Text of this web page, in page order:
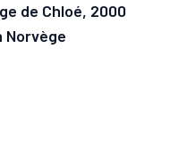
de Chloé, 2000
Norvège